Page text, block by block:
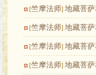
[竺摩法师] 地藏菩
[竺摩法师] 地藏菩
[竺摩法师] 地藏菩
[竺摩法师] 地藏菩